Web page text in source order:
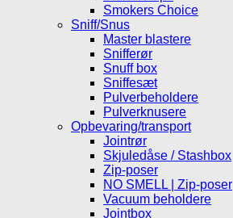
Smokers Choice
Sniff/Snus
Master blastere
Snifferør
Snuff box
Sniffesæt
Pulverbeholdere
Pulverknusere
Opbevaring/transport
Jointrør
Skjuledåse / Stashbox
Zip-poser
NO SMELL | Zip-poser
Vacuum beholdere
Jointbox